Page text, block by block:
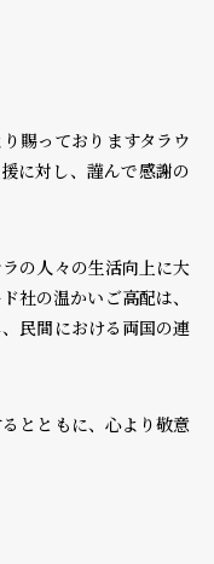
賜っておりますタラウ
に対し、謹んで感謝の
の人々の生活向上に大
社の温かいご高配は、
民間における両国の連
とともに、心より敬意